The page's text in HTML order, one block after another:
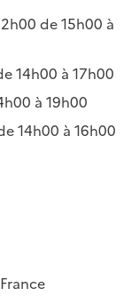
de 15h00 à
14h00 à 17h00
à 19h00
14h00 à 16h00
France